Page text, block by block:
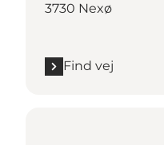
3730 Nexø
Find vej